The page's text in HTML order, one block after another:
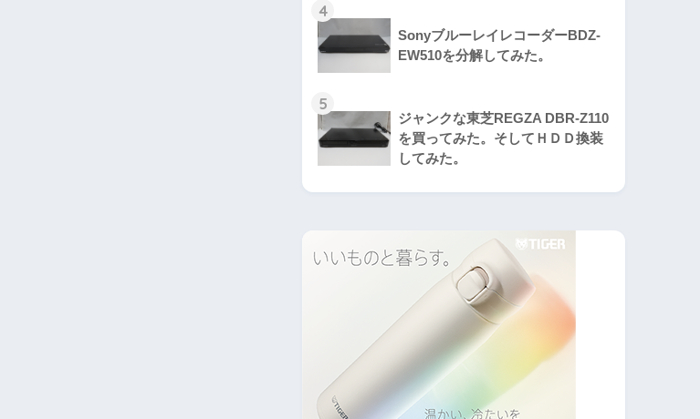
4
SonyブルーレイレコーダーBDZ-
EW510を分解してみた。
5
ジャンクな東芝REGZA DBR-Z110
を買ってみた。そしてＨＤＤ換装
してみた。